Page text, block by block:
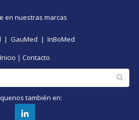
en nuestras marcas
| GauMed | InBoMed
Inicio | Contacto
también en: